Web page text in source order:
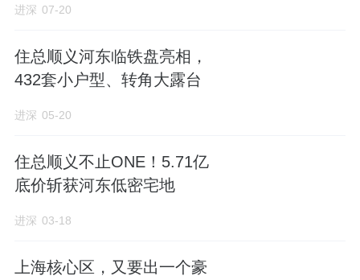
势有关，还不如说跟价格相关性更大。
毕竟，你要说三个项目区位有多大区别，但它
们之间直线相隔，最远也就两三公里。
算。当然，家里有矿手握重金的土豪另当别
论。（进群了解更多深圳楼盘信息，请加微信
进深 07-20
住总顺义河东临铁盘亮相，
432套小户型、转角大露台
进深 05-20
住总顺义不止ONE！5.71亿
底价斩获河东低密宅地
进深 03-18
上海核心区，又要出一个豪